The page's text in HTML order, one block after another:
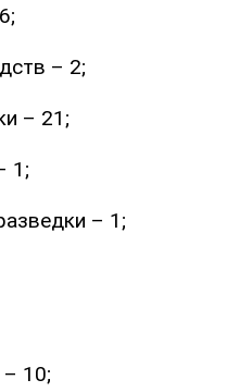
– 2;
– 21;
1;
– 1;
10;